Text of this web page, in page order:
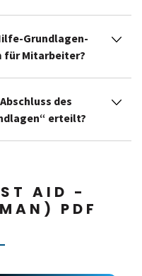
Grundlagen-
für Mitarbeiter?
des
erteilt?
AID -
PDF